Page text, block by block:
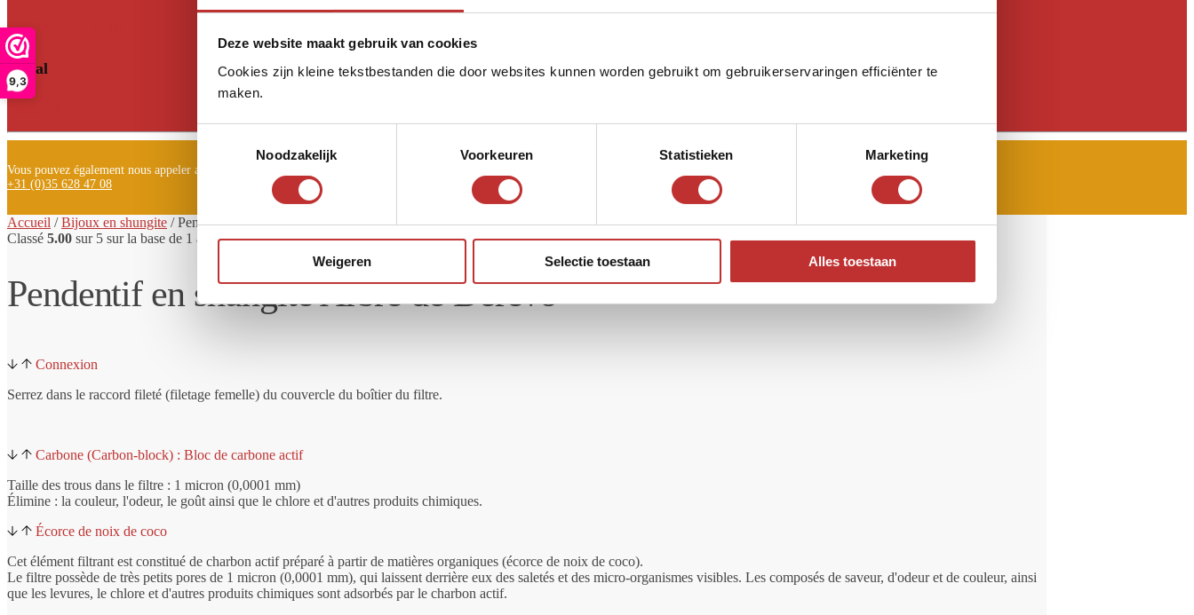
9,3
Deze website maakt gebruik van cookies
Cookies zijn kleine tekstbestanden die door websites kunnen worden gebruikt om gebruikerservaringen efficiënter te
maken.
Toestemmingsselectie
Noodzakelijk
Voorkeuren Statistieken Marketing
Weigeren Selectie toestaan Alles toestaan
+31 (0)35 628 47 08
Social
Vous pouvez également nous appeler au
+31 (0)35 628 47 08
Accueil /Bijoux en shungite /Pendentifen shungiteDerevo arbre
Classé 5.00 sur 5 sur la base de 1 avis de client
Pendentif en shungite Arbre de Derevo
Connexion
Serrez dans le raccord fileté (filetage femelle) du couvercle du boîtier du filtre.
Carbone (Carbon-block) : Bloc de carbone actif
Taille des trous dans le filtre : 1 micron (0,0001 mm)
Élimine : la couleur, l'odeur, le goût ainsi que le chlore et d'autres produits chimiques.
Écorce de noix de coco
Cet élément filtrant est constitué de charbon actif préparé à partir de matières organiques (écorce de noix de coco).
Le filtre possède de très petits pores de 1 micron (0,0001 mm), qui laissent derrière eux des saletés et des micro-organismes visibles. Les composés de saveur, d'odeur et de couleur, ainsi
que les levures, le chlore et d'autres produits chimiques sont adsorbés par le charbon actif.